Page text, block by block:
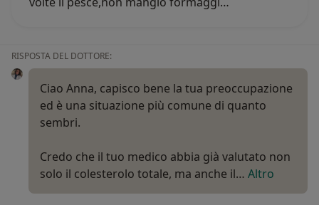
RISPOSTA DEL DOTTORE:
Ciao Anna, capisco bene la tua preoccupazione
ed è una situazione più comune di quanto
sembri.
Credo che il tuo medico abbia già valutato non
solo il colesterolo totale, ma anche il… Altro